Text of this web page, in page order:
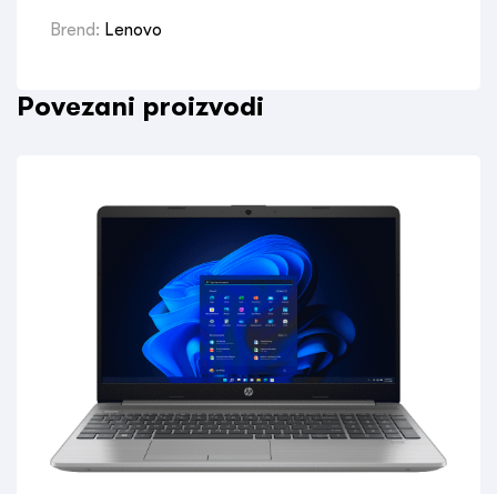
Brend: Lenovo
Povezani proizvodi